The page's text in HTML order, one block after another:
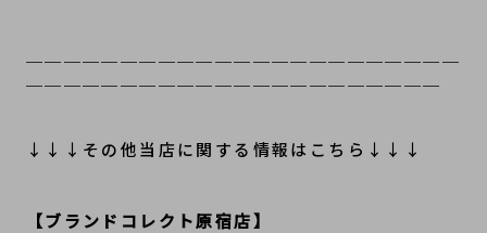
↓↓↓その他当店に関する情報はこちら↓↓↓
【ブランドコレクト原宿店】